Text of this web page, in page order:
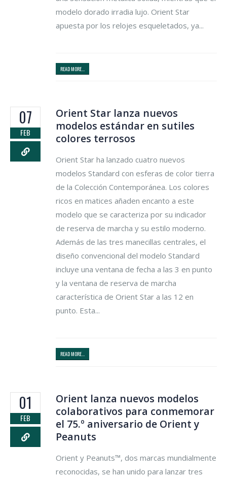
modelo dorado irradia lujo. Orient Star
apuesta por los relojes esqueletados, ya...
READ MORE...
07
FEB
Orient Star lanza nuevos
modelos estándar en sutiles
colores terrosos
Orient Star ha lanzado cuatro nuevos
modelos Standard con esferas de color tierra
de la Colección Contemporánea. Los colores
ricos en matices añaden encanto a este
modelo que se caracteriza por su indicador
de reserva de marcha y su estilo moderno.
Además de las tres manecillas centrales, el
diseño convencional del modelo Standard
incluye una ventana de fecha a las 3 en punto
y la ventana de reserva de marcha
característica de Orient Star a las 12 en
punto. Esta...
READ MORE...
01
FEB
Orient lanza nuevos modelos
colaborativos para conmemorar
el 75.º aniversario de Orient y
Peanuts
Orient y Peanuts™, dos marcas mundialmente
reconocidas, se han unido para lanzar tres